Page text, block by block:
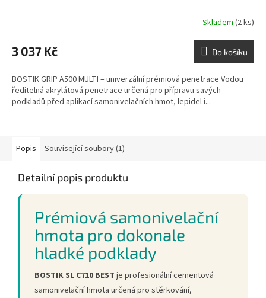
Skladem (2 ks)
3 037 Kč Do košíku
BOSTIK GRIP A500 MULTI – univerzální prémiová penetrace Vodou
ředitelná akrylátová penetrace určená pro přípravu savých
podkladů před aplikací samonivelačních hmot, lepidel i...
Popis Související soubory (1)
Detailní popis produktu
Prémiová samonivelační
hmota pro dokonale
hladké podklady
BOSTIK SL C710 BEST je profesionální cementová
samonivelační hmota určená pro stěrkování,